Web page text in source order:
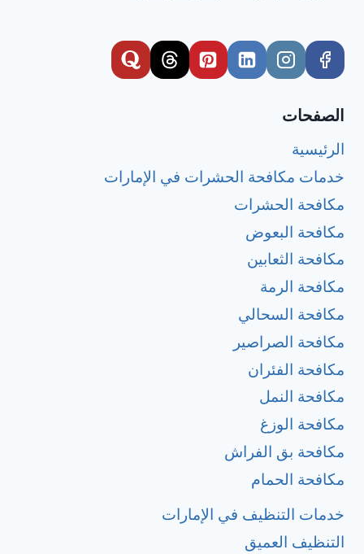
الصفحات
الرئيسية
خدمات مكافحة الحشرات في الإمارات
مكافحة الحشرات
مكافحة البعوض
مكافحة الثعابين
مكافحة الرمة
مكافحة السحالي
مكافحة الصراصير
مكافحة الفئران
مكافحة النمل
مكافحة الوزغ
مكافحة بق الفراش
مكافحة الحمام
خدمات التنظيف في الإمارات
التنظيف العميق